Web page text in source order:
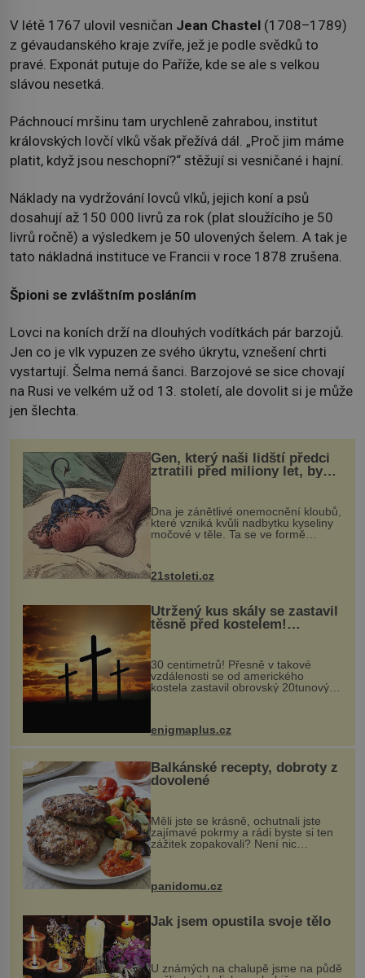
V létě 1767 ulovil vesničan Jean Chastel (1708–1789)
z gévaudanského kraje zvíře, jež je podle svědků to
pravé. Exponát putuje do Paříže, kde se ale s velkou
slávou nesetká.
Páchnoucí mršinu tam urychleně zahrabou, institut
královských lovčí vlků však přežívá dál. „Proč jim máme
platit, když jsou neschopní?“ stěžují si vesničané i hajní.
Náklady na vydržování lovců vlků, jejich koní a psů
dosahují až 150 000 livrů za rok (plat sloužícího je 50
livrů ročně) a výsledkem je 50 ulovených šelem. A tak je
tato nákladná instituce ve Francii v roce 1878 zrušena.
Špioni se zvláštním posláním
Lovci na koních drží na dlouhých vodítkách pár barzojů.
Jen co je vlk vypuzen ze svého úkrytu, vznešení chrti
vystartují. Šelma nemá šanci. Barzojové se sice chovají
na Rusi ve velkém už od 13. století, ale dovolit si je může
jen šlechta.
Gen, který naši lidští předci
ztratili před miliony let, by
mohl pomoci s léčbou
„nemoci králů“
Dna je zánětlivé onemocnění kloubů,
které vzniká kvůli nadbytku kyseliny
močové v těle. Ta se ve formě
nohou, a způsobuje bole...
21stoleti.cz
Utržený kus skály se zastavil
těsně před kostelem!
Ochránila ho boží síla?
30 centimetrů! Přesně v takové
vzdálenosti se od amerického
kostela zastavil obrovský 20tunový
...
enigmaplus.cz
Balkánské recepty, dobroty z
dovolené
Měli jste se krásně, ochutnali jste
zajímavé pokrmy a rádi byste si ten
zážitek zopakovali? Není nic
snazšího. Pljeskavica (10 porcí)
Možná jste ji ochutnali na dovolené v
panidomu.cz
Jak jsem opustila svoje tělo
U známých na chalupě jsme na půdě